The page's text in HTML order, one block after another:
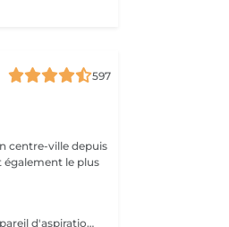
597
également le plus
Appareil de thérapie par couleur sous vide Un appareil d'aspiration - complété avec 21 couleurs (barre de couleurs Akari). APPLICATIONS En cosmétique, en massage, en physiothérapie et dans le domaine médical. AVANTAGE En raison du vide, de la levée sans pression, la circulation sanguine et la lymphe sont stimulées. Ce vide est constant, finement contrôlé et réglable. Il a un train doux. Cela signifie qu'il peut également être utilisé sur les zones les plus sensibles - cicatrices, contour des yeux, lèvres, zones douloureuses ... APPLICATIONS POSSIBLES EN COSMÉTIQUE, Pour resserrer et affiner le visage (rides autour des yeux et des lèvres), cou et décolleté les bras supérieurs , ventre , hanche , cellulite DANS LE MASSAGE, drainage , réflexologie , tissu conjonctif, le drainage lymphatique , compensation des méridiens , dans les blessures sportives Pour le post-traitement des opérations faciales Possibilité d'utiliser une pyramide de cristal de roche pour faire des stimulations de couleur.